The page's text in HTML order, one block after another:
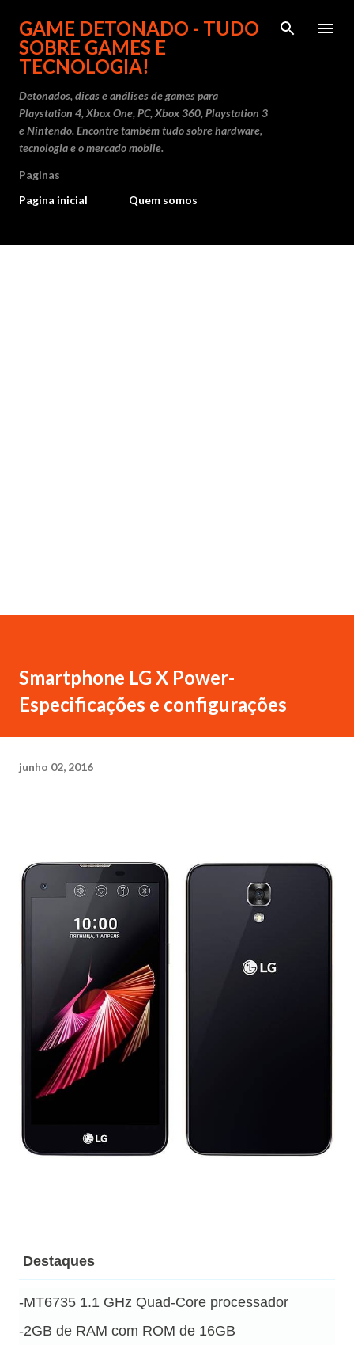
Pular para o conteúdo principal
GAME DETONADO - TUDO
SOBRE GAMES E
TECNOLOGIA!
Detonados, dicas e análises de games para
Playstation 4, Xbox One, PC, Xbox 360, Playstation 3
e Nintendo. Encontre também tudo sobre hardware,
tecnologia e o mercado mobile.
Paginas
Pagina inicial
Quem somos
Smartphone LG X Power-
Especificações e configurações
junho 02, 2016
Destaques
-MT6735 1.1 GHz Quad-Core processador
-2GB de RAM com ROM de 16GB